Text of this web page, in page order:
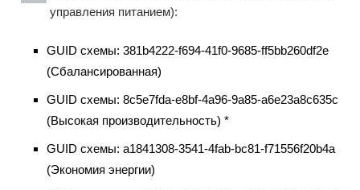
управления питанием):
GUID схемы: 381b4222-f694-41f0-9685-ff5bb260df2e
(Сбалансированная)
GUID схемы: 8c5e7fda-e8bf-4a96-9a85-a6e23a8c635c
(Высокая производительность) *
GUID схемы: a1841308-3541-4fab-bc81-f71556f20b4a
(Экономия энергии)